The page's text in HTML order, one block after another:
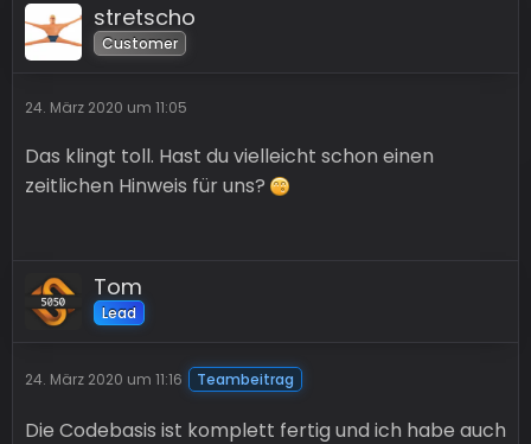
stretscho
Customer
24. März 2020 um 11:05
Das klingt toll. Hast du vielleicht schon einen
zeitlichen Hinweis für uns?
Tom
Lead
24. März 2020 um 11:16 Teambeitrag
Die Codebasis ist komplett fertig und ich habe auch